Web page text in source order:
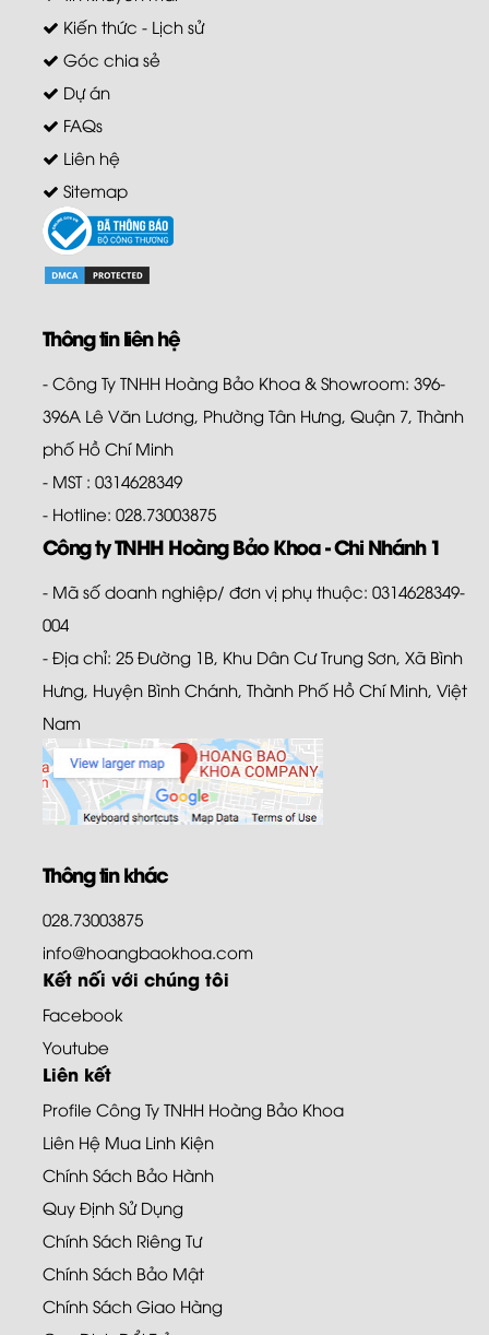
Kiến thức - Lịch sử
Góc chia sẻ
Dự án
FAQs
Liên hệ
Sitemap
Thông tin liên hệ
- Công Ty TNHH Hoàng Bảo Khoa & Showroom: 396-
396A Lê Văn Lương, Phường Tân Hưng, Quận 7, Thành
phố Hồ Chí Minh
- MST : 0314628349
- Hotline: 028.73003875
Công ty TNHH Hoàng Bảo Khoa - Chi Nhánh 1
- Mã số doanh nghiệp/ đơn vị phụ thuộc: 0314628349-
004
- Địa chỉ: 25 Đường 1B, Khu Dân Cư Trung Sơn, Xã Bình
Hưng, Huyện Bình Chánh, Thành Phố Hồ Chí Minh, Việt
Nam
Thông tin khác
028.73003875
info@hoangbaokhoa.com
Kết nối với chúng tôi
Facebook
Youtube
Liên kết
Profile Công Ty TNHH Hoàng Bảo Khoa
Liên Hệ Mua Linh Kiện
Chính Sách Bảo Hành
Quy Định Sử Dụng
Chính Sách Riêng Tư
Chính Sách Bảo Mật
Chính Sách Giao Hàng